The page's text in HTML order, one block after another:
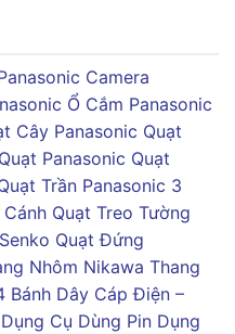
Camera
Ổ Cắm Panasonic
Cây Panasonic Quạt
Quạt Panasonic Quạt
Trần Panasonic 3
Quạt Treo Tường
Quạt Đứng
Nhôm Nikawa Thang
Bánh Dây Cáp Điện –
Dụng Cụ Dùng Pin Dụng